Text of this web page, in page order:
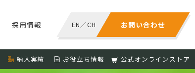
お問い合わせ
EN／CH
採用情報
納入実績 お役立ち情報 公式オンラインストア